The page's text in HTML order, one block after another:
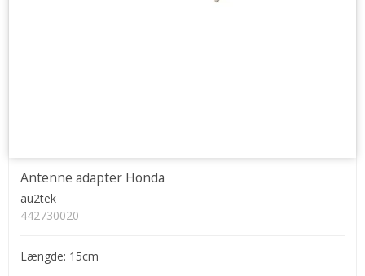
Antenne adapter Honda
au2tek
442730020
Længde: 15cm